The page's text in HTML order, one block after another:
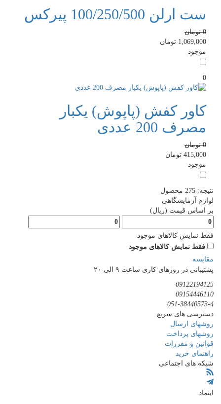
ست ارلن 100/250/500 پیرکس
0 تومان
1,069,000 تومان
موجود
0
کاور کفش (پاپوش) یکبار
مصرف 200 عددی
0 تومان
415,000 تومان
موجود
1
2
3
نتیجه: 275 محصول
لوازم آزمایشگاهی
بر اساس قیمت (ریال)
فقط نمایش کالاهای موجود
فقط نمایش کالاهای موجود
مقایسه
پشتیبانی در روزهای کاری ساعت ۹ الی ۲۰
09122194125
09154446110
051-38440573-4
دسترسی های سریع
روشهای ارسال
روشهای پرداخت
قوانین و مقررات
راهنمای خرید
شبکه های اجتماعی
اینماد